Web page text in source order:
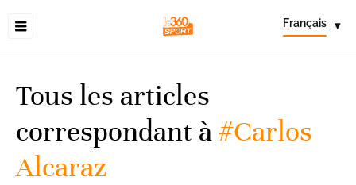
Français ▾
Tous les articles
correspondant à#Carlos
Alcaraz